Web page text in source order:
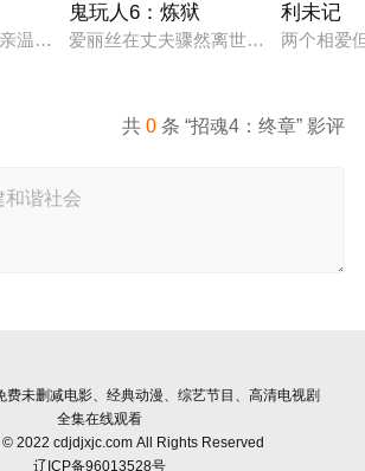
温思罗普突然仓皇登门，身后还跟着一个
鬼玩人6：炼狱
爱丽丝在丈夫骤然离世后深陷悲痛，
利未记
两个相爱
共0 条 “招魂4：终章” 影评
费未删减电影、经典动漫、综艺节目、高清电视剧
全集在线观看
2022 cdjdjxjc.com All Rights Reserved
辽ICP备96013528号